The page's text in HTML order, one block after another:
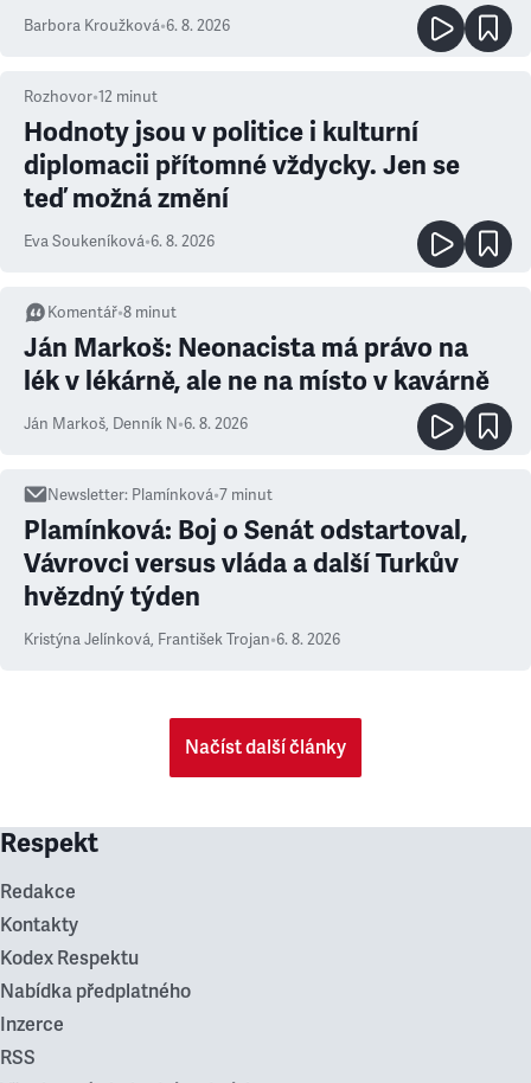
Barbora Kroužková•6. 8. 2026
Rozhovor•12 minut
Hodnoty jsou v politice i kulturní
diplomacii přítomné vždycky. Jen se
teď možná změní
Eva Soukeníková•6. 8. 2026
Komentář•8 minut
Ján Markoš: Neonacista má právo na
lék v lékárně, ale ne na místo v kavárně
Ján Markoš, Denník N•6. 8. 2026
Newsletter: Plamínková•7 minut
Plamínková: Boj o Senát odstartoval,
Vávrovci versus vláda a další Turkův
hvězdný týden
Kristýna Jelínková, František Trojan•6. 8. 2026
Načíst další články
Respekt
Redakce
Kontakty
Kodex Respektu
Nabídka předplatného
Inzerce
RSS